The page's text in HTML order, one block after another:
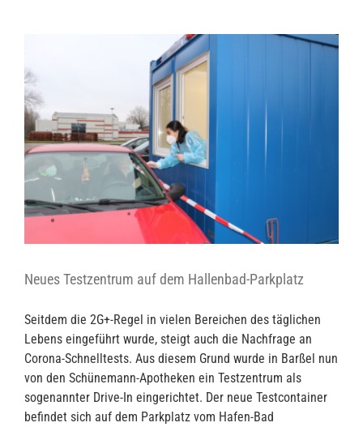
Neues Testzentrum auf dem Hallenbad-Parkplatz
Seitdem die 2G+-Regel in vielen Bereichen des täglichen
Lebens eingeführt wurde, steigt auch die Nachfrage an
Corona-Schnelltests. Aus diesem Grund wurde in Barßel nun
von den Schünemann-Apotheken ein Testzentrum als
sogenannter Drive-In eingerichtet. Der neue Testcontainer
befindet sich auf dem Parkplatz vom Hafen-Bad